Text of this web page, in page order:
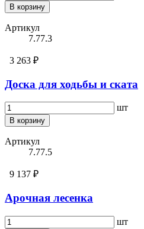
В корзину
Артикул
7.77.3
3 263 ₽
Доска для ходьбы и ската
шт
В корзину
Артикул
7.77.5
9 137 ₽
Арочная лесенка
шт